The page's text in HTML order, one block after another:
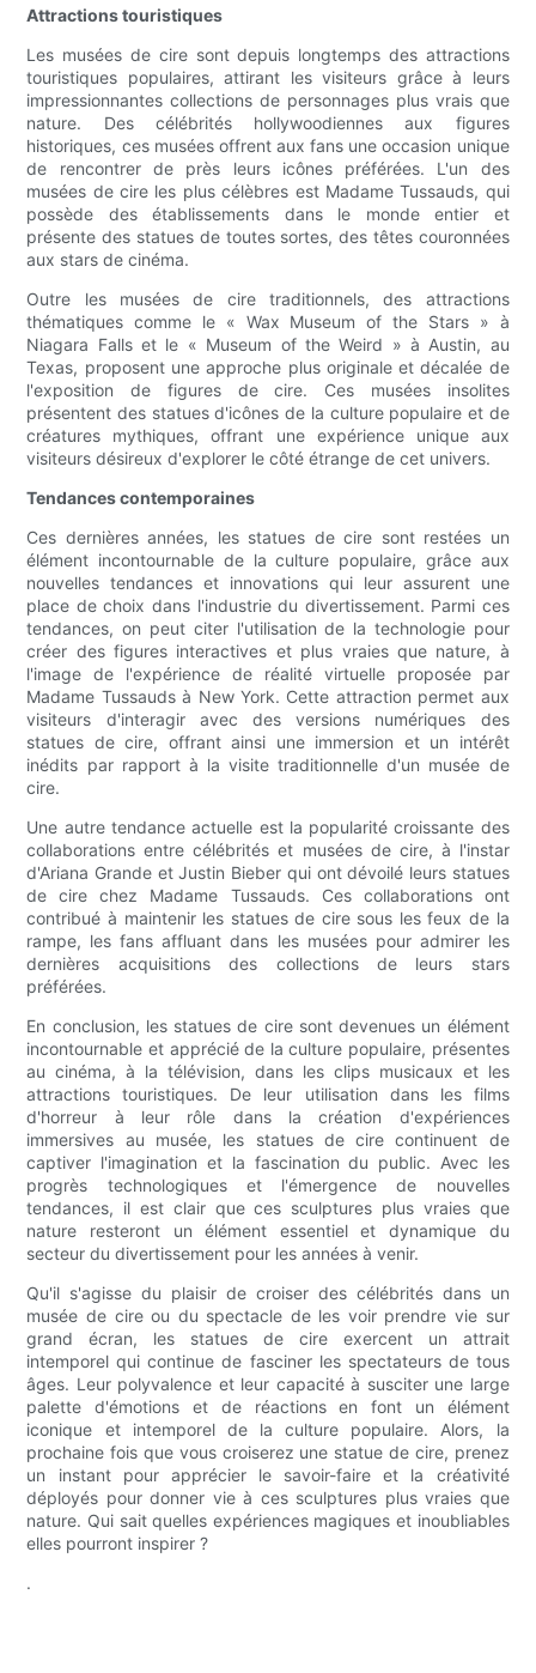
Attractions touristiques
Les musées de cire sont depuis longtemps des attractions
touristiques populaires, attirant les visiteurs grâce à leurs
impressionnantes collections de personnages plus vrais que
nature. Des célébrités hollywoodiennes aux figures
historiques, ces musées offrent aux fans une occasion unique
de rencontrer de près leurs icônes préférées. L'un des
musées de cire les plus célèbres est Madame Tussauds, qui
possède des établissements dans le monde entier et
présente des statues de toutes sortes, des têtes couronnées
aux stars de cinéma.
Outre les musées de cire traditionnels, des attractions
thématiques comme le « Wax Museum of the Stars » à
Niagara Falls et le « Museum of the Weird » à Austin, au
Texas, proposent une approche plus originale et décalée de
l'exposition de figures de cire. Ces musées insolites
présentent des statues d'icônes de la culture populaire et de
créatures mythiques, offrant une expérience unique aux
visiteurs désireux d'explorer le côté étrange de cet univers.
Tendances contemporaines
Ces dernières années, les statues de cire sont restées un
élément incontournable de la culture populaire, grâce aux
nouvelles tendances et innovations qui leur assurent une
place de choix dans l'industrie du divertissement. Parmi ces
tendances, on peut citer l'utilisation de la technologie pour
créer des figures interactives et plus vraies que nature, à
l'image de l'expérience de réalité virtuelle proposée par
Madame Tussauds à New York. Cette attraction permet aux
visiteurs d'interagir avec des versions numériques des
statues de cire, offrant ainsi une immersion et un intérêt
inédits par rapport à la visite traditionnelle d'un musée de
cire.
Une autre tendance actuelle est la popularité croissante des
collaborations entre célébrités et musées de cire, à l'instar
d'Ariana Grande et Justin Bieber qui ont dévoilé leurs statues
de cire chez Madame Tussauds. Ces collaborations ont
contribué à maintenir les statues de cire sous les feux de la
rampe, les fans affluant dans les musées pour admirer les
dernières acquisitions des collections de leurs stars
préférées.
En conclusion, les statues de cire sont devenues un élément
incontournable et apprécié de la culture populaire, présentes
au cinéma, à la télévision, dans les clips musicaux et les
attractions touristiques. De leur utilisation dans les films
d'horreur à leur rôle dans la création d'expériences
immersives au musée, les statues de cire continuent de
captiver l'imagination et la fascination du public. Avec les
progrès technologiques et l'émergence de nouvelles
tendances, il est clair que ces sculptures plus vraies que
nature resteront un élément essentiel et dynamique du
secteur du divertissement pour les années à venir.
Qu'il s'agisse du plaisir de croiser des célébrités dans un
musée de cire ou du spectacle de les voir prendre vie sur
grand écran, les statues de cire exercent un attrait
intemporel qui continue de fasciner les spectateurs de tous
âges. Leur polyvalence et leur capacité à susciter une large
palette d'émotions et de réactions en font un élément
iconique et intemporel de la culture populaire. Alors, la
prochaine fois que vous croiserez une statue de cire, prenez
un instant pour apprécier le savoir-faire et la créativité
déployés pour donner vie à ces sculptures plus vraies que
nature. Qui sait quelles expériences magiques et inoubliables
elles pourront inspirer ?
.